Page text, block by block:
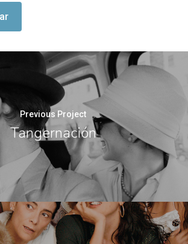
Previous Project
Tangernación